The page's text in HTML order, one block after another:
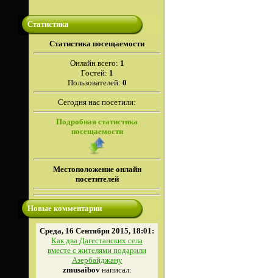
Статистика
Cтатистика посещаемости
Онлайн всего: 1
Гостей: 1
Пользователей: 0
Сегодня нас посетили:
Подробная статистика
посещаемости
Местоположение онлайн
посетителей
Новые комментарии
Среда, 16 Сентября 2015, 18:01:
Как два Дагестанских села
вместе с жителями подарили
Азербайджану
zmusaibovнаписал: